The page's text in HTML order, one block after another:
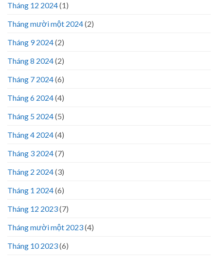
Tháng 12 2024(1)
Tháng mười một 2024(2)
Tháng 9 2024(2)
Tháng 8 2024(2)
Tháng 7 2024(6)
Tháng 6 2024(4)
Tháng 5 2024(5)
Tháng 4 2024(4)
Tháng 3 2024(7)
Tháng 2 2024(3)
Tháng 1 2024(6)
Tháng 12 2023(7)
Tháng mười một 2023(4)
Tháng 10 2023(6)